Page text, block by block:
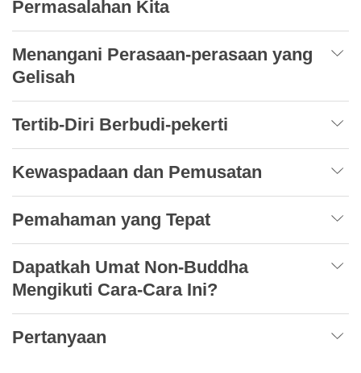
Permasalahan Kita
Menangani Perasaan-perasaan yang
Gelisah
Tertib-Diri Berbudi-pekerti
Kewaspadaan dan Pemusatan
Pemahaman yang Tepat
Dapatkah Umat Non-Buddha
Mengikuti Cara-Cara Ini?
Pertanyaan